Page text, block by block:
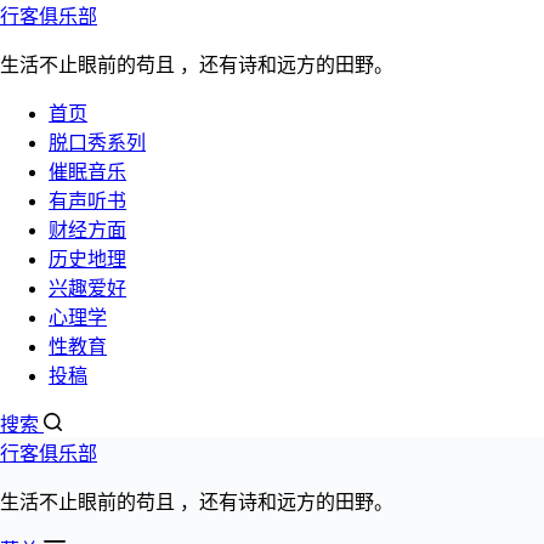
跳过内容
行客俱乐部
生活不止眼前的苟且 ，还有诗和远方的田野。
首页
脱口秀系列
催眠音乐
有声听书
财经方面
历史地理
兴趣爱好
心理学
性教育
投稿
搜索
行客俱乐部
生活不止眼前的苟且 ，还有诗和远方的田野。
老梁 《昔时贤文》视频版全集1080P高清
文章分类：
老梁
发布日期：
2022年6月19日
阅读数量：5788次
《昔时贤文》又名《增广贤文》，集结中国从古到今的各种